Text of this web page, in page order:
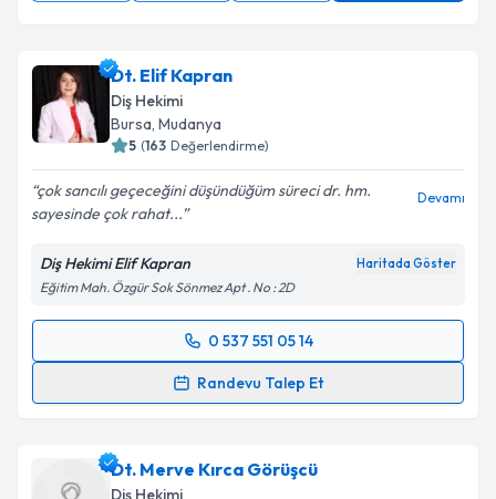
Dt. Elif Kapran
Diş Hekimi
Bursa, Mudanya
5 (163 Değerlendirme)
çok sancılı geçeceğini düşündüğüm süreci dr. hm.
sayesinde çok rahat...
Devamı
Diş Hekimi Elif Kapran Haritada Göster
Eğitim Mah. Özgür Sok Sönmez Apt . No : 2D
0 537 551 05 14
Randevu Talep Et
Randevu Takvimi Talebi
hazırlandığında e-posta ile bilgilendireceğiz.
Dt. Merve Kırca Görüşcü
Diş Hekimi